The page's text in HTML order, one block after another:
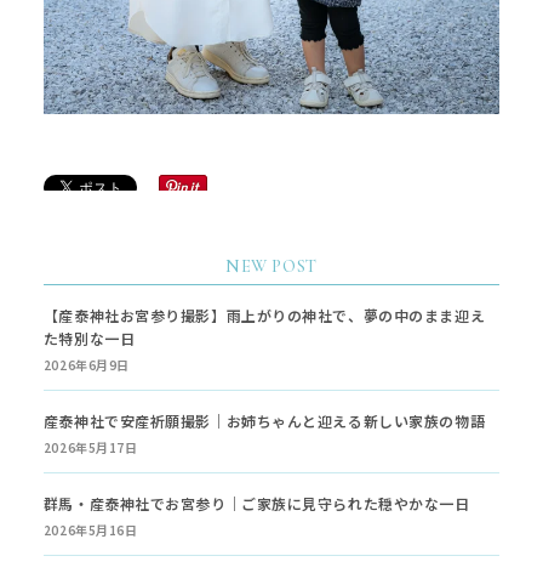
NEW POST
【産泰神社お宮参り撮影】雨上がりの神社で、夢の中のまま迎え
た特別な一日
2026年6月9日
産泰神社で安産祈願撮影｜お姉ちゃんと迎える新しい家族の物語
2026年5月17日
群馬・産泰神社でお宮参り｜ご家族に見守られた穏やかな一日
2026年5月16日